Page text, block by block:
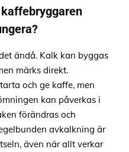
ändå. Kalk kan byggas
märks direkt.
och ge kaffe, men
kan påverkas i
förändras och
avkalkning är
även när allt verkar